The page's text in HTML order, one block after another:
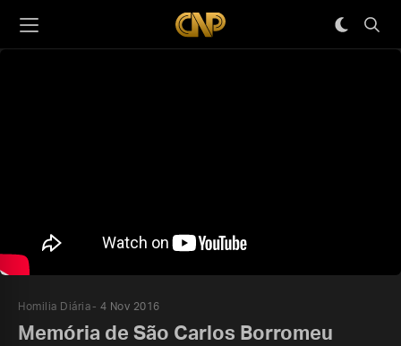
Homilia Diária 4 Nov 2016
Memória de São Carlos Borromeu